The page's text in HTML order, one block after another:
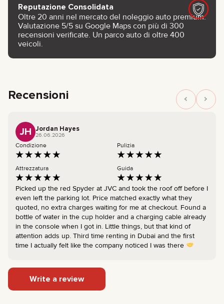
Reputazione Consolidata
Oltre 20 anni nel mercato del noleggio auto premium.
Valutazione 5/5 su Google Maps con più di 300
recensioni verificate. Un parco auto di oltre 400
veicoli.
Recensioni
JH Jordan Hayes
26.06.2026
Condizione Pulizia
Attrezzatura Guida
Picked up the red Spyder at JVC and took the roof off before I
even left the parking lot. Price matched exactly what they
quoted, no extra charges waiting for me at checkout. Found a
bottle of water in the cup holder and a charging cable already
in the console when I got in. Little things, but that kind of
attention adds up. Third time renting in Dubai and the first
time I actually felt like the company noticed I was there
Write a review